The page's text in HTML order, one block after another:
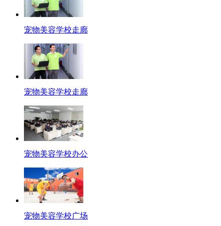
宠物美容学校走廊
宠物美容学校走廊
宠物美容学校办公
宠物美容学校广场